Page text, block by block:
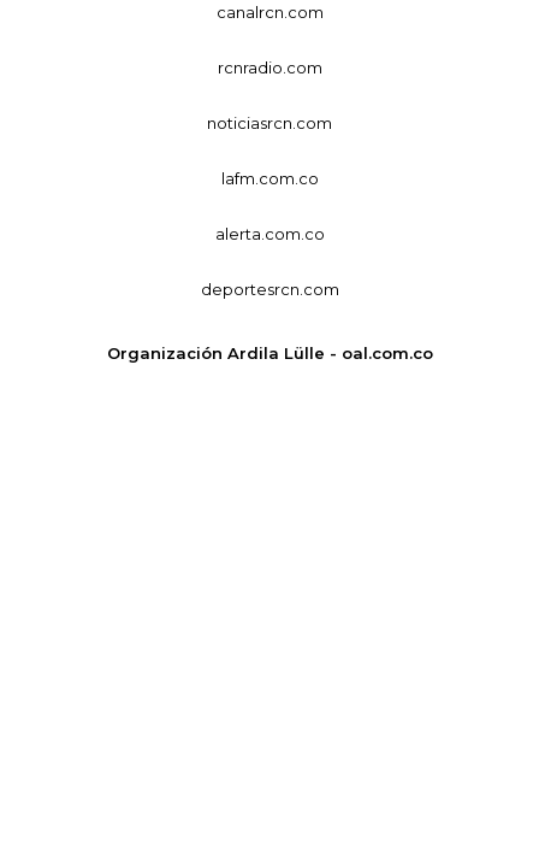
canalrcn.com
rcnradio.com
noticiasrcn.com
lafm.com.co
alerta.com.co
deportesrcn.com
Organización Ardila Lülle - oal.com.co